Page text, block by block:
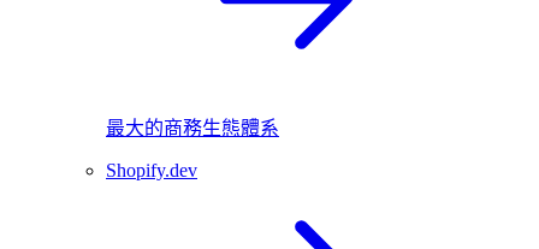
最大的商務生態體系
Shopify.dev